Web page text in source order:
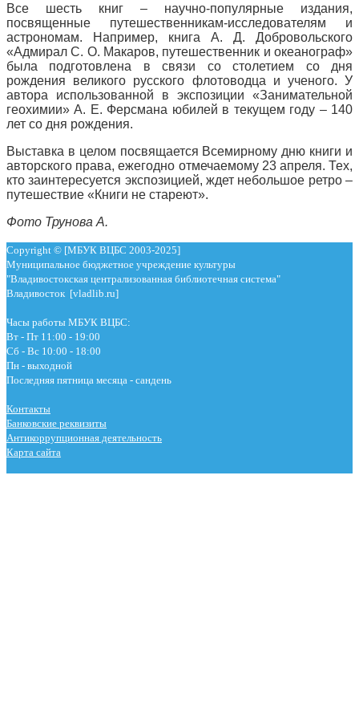
Все шесть книг – научно-популярные издания,
посвященные путешественникам-исследователям и
астрономам. Например, книга А. Д. Добровольского
«Адмирал С. О. Макаров, путешественник и океанограф»
была подготовлена в связи со столетием со дня
рождения великого русского флотоводца и ученого. У
автора использованной в экспозиции «Занимательной
геохимии» А. Е. Ферсмана юбилей в текущем году – 140
лет со дня рождения.
Выставка в целом посвящается Всемирному дню книги и
авторского права, ежегодно отмечаемому 23 апреля. Тех,
кто заинтересуется экспозицией, ждет небольшое ретро –
путешествие «Книги не стареют».
Фото Трунова А.
Copyright © [МБУК ВЦБС 2003-2025]
Муниципальное бюджетное учреждение культуры
"Владивостокская централизованная библиотечная система"
Владивосток [vladlib.ru]
Часы работы МБУК ВЦБС:
Вт - Пт 11:00 - 19:00
Сб - Вс 10:00 - 18:00
Пн - выходной
Последняя пятница месяца - сандень
Контакты
Банковские реквизиты
Антикоррупционная деятельность
Карта сайта